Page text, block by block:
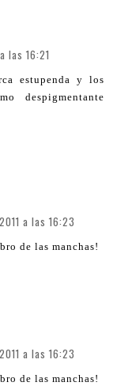
las 16:21
estupenda y los
despigmentante
a las 16:23
de las manchas!
a las 16:23
de las manchas!